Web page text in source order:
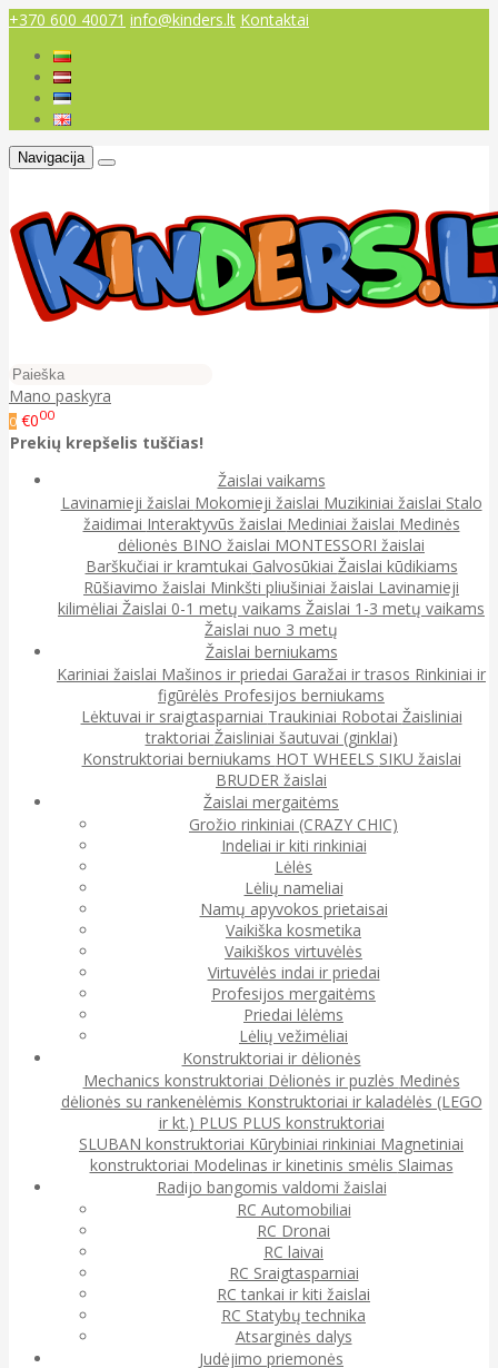
+370 600 40071 info@kinders.lt Kontaktai
Navigacija
Mano paskyra
0 €000
Prekių krepšelis tuščias!
Žaislai vaikams
Lavinamieji žaislai Mokomieji žaislai Muzikiniai žaislai Stalo
žaidimai Interaktyvūs žaislai Mediniai žaislai Medinės
dėlionės BINO žaislai MONTESSORI žaislai
Barškučiai ir kramtukai Galvosūkiai Žaislai kūdikiams
Rūšiavimo žaislai Minkšti pliušiniai žaislai Lavinamieji
kilimėliai Žaislai 0-1 metų vaikams Žaislai 1-3 metų vaikams
Žaislai nuo 3 metų
Žaislai berniukams
Kariniai žaislai Mašinos ir priedai Garažai ir trasos Rinkiniai ir
figūrėlės Profesijos berniukams
Lėktuvai ir sraigtasparniai Traukiniai Robotai Žaisliniai
traktoriai Žaisliniai šautuvai (ginklai)
Konstruktoriai berniukams HOT WHEELS SIKU žaislai
BRUDER žaislai
Žaislai mergaitėms
Grožio rinkiniai (CRAZY CHIC)
Indeliai ir kiti rinkiniai
Lėlės
Lėlių nameliai
Namų apyvokos prietaisai
Vaikiška kosmetika
Vaikiškos virtuvėlės
Virtuvėlės indai ir priedai
Profesijos mergaitėms
Priedai lėlėms
Lėlių vežimėliai
Konstruktoriai ir dėlionės
Mechanics konstruktoriai Dėlionės ir puzlės Medinės
dėlionės su rankenėlėmis Konstruktoriai ir kaladėlės (LEGO
ir kt.) PLUS PLUS konstruktoriai
SLUBAN konstruktoriai Kūrybiniai rinkiniai Magnetiniai
konstruktoriai Modelinas ir kinetinis smėlis Slaimas
Radijo bangomis valdomi žaislai
RC Automobiliai
RC Dronai
RC laivai
RC Sraigtasparniai
RC tankai ir kiti žaislai
RC Statybų technika
Atsarginės dalys
Judėjimo priemonės